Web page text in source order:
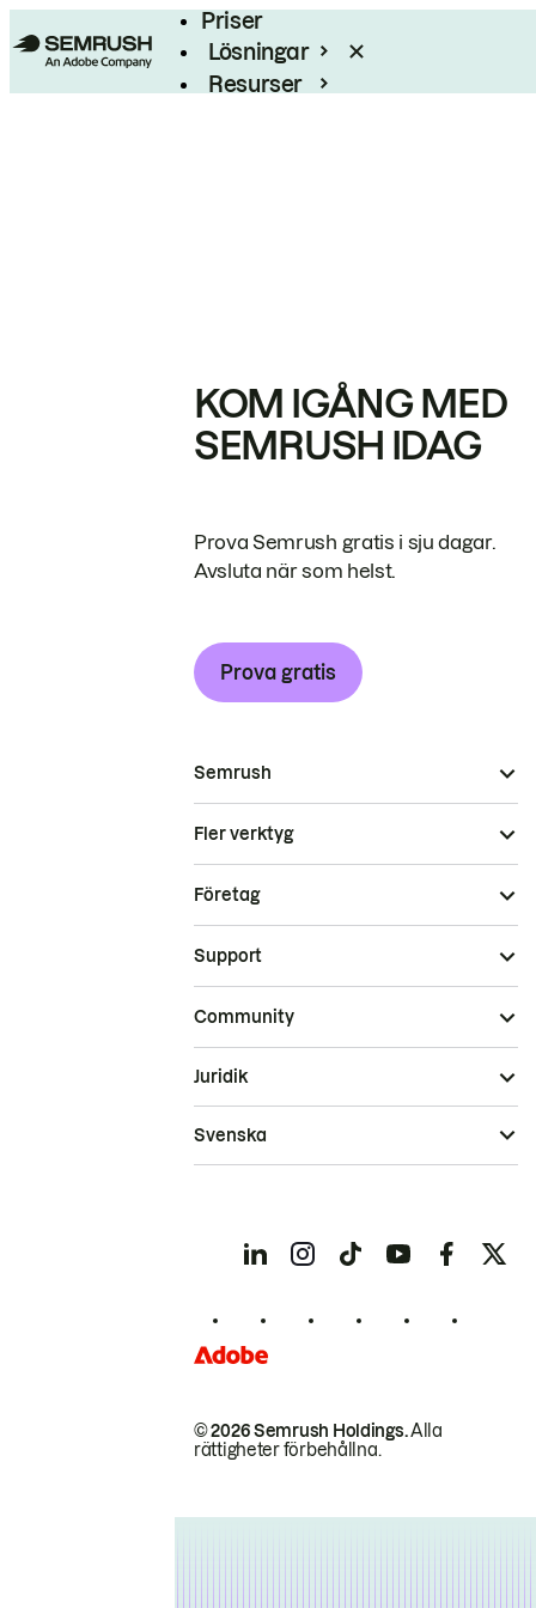
Priser
Lösningar
Resurser
KOM IGÅNG MED
SEMRUSH IDAG
Prova Semrush gratis i sju dagar.
Avsluta när som helst.
Prova gratis
Semrush
Fler verktyg
Företag
Support
Community
© 2026 Semrush Holdings.Alla
rättigheter förbehållna.
Juridik
Svenska